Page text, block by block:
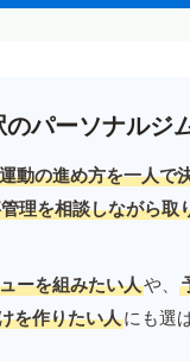
パーソナルジ
運動の進め方を一人で
理を相談しながら取
ーを組みたい人や、
を作りたい人にも選